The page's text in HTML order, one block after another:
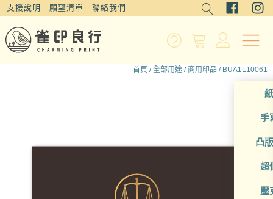
支援說明 願望清單 聯絡我們
手
凸
超
壓
首頁 /全部用途 / 商用印品 / BUA1L10061